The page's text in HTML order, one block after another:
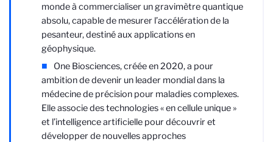
monde à commercialiser un gravimètre quantique
absolu, capable de mesurer l’accélération de la
pesanteur, destiné aux applications en
géophysique.
One Biosciences, créée en 2020,a pour
ambition de devenir un leader mondial dans la
médecine de précision pour maladies complexes.
Elle associe des technologies « en cellule unique »
et l’intelligence artificielle pour découvrir et
développer de nouvelles approches